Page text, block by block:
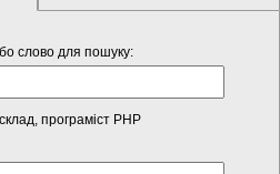
слово для пошуку:
програміст PHP